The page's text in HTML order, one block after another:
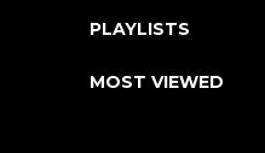
PLAYLISTS
MOST VIEWED